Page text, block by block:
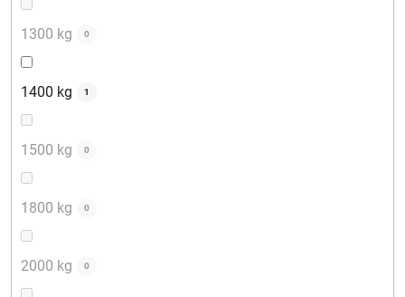
1300 kg 0
1400 kg 1
1500 kg 0
1800 kg 0
2000 kg 0